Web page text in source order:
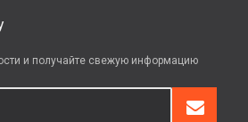
и получайте свежую информацию